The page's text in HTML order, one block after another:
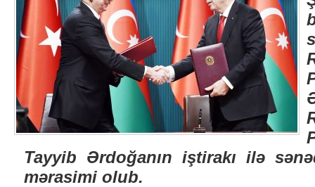
Tayyib Ərdoğanın iştirakı ilə
mərasimi olub.